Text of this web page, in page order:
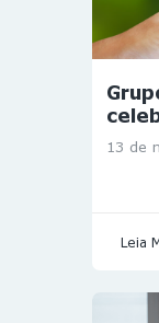
13 de
Leia